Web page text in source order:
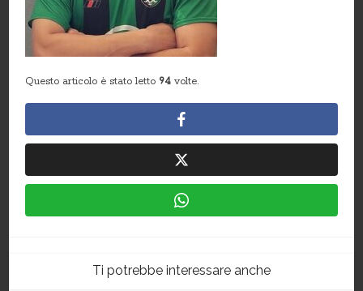
Questo articolo è stato letto 94 volte.
Ti potrebbe interessare anche